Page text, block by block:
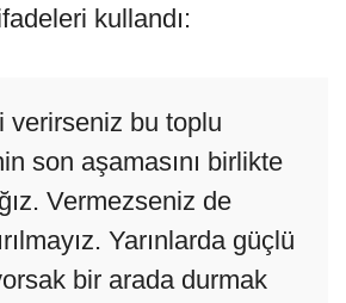
kullandı:
verirseniz bu toplu
son aşamasını birlikte
Vermezseniz de
Yarınlarda güçlü
bir arada durmak